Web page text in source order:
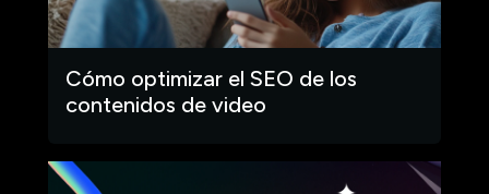
Cómo optimizar el SEO de los
contenidos de video